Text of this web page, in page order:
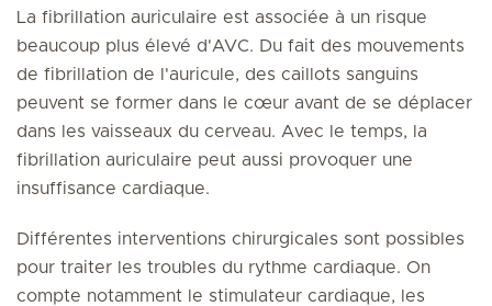
La fibrillation auriculaire est associée à un risque
beaucoup plus élevé d'AVC. Du fait des mouvements
de fibrillation de l'auricule, des caillots sanguins
peuvent se former dans le cœur avant de se déplacer
dans les vaisseaux du cerveau. Avec le temps, la
fibrillation auriculaire peut aussi provoquer une
insuffisance cardiaque.
Différentes interventions chirurgicales sont possibles
pour traiter les troubles du rythme cardiaque. On
compte notamment le stimulateur cardiaque, les